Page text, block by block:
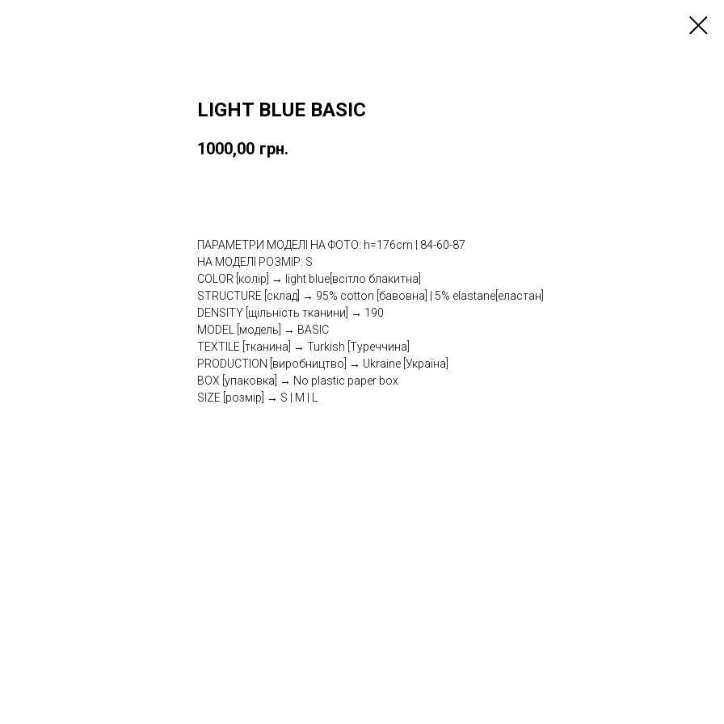
LIGHT BLUE BASIC
1000,00 грн.
ПАРАМЕТРИ МОДЕЛІ НА ФОТО: h=176cm | 84-60-87
НА МОДЕЛІ РОЗМІР: S
COLOR [колір] → light blue[всітло блакитна]
STRUCTURE [склад] → 95% cotton [бавовна] | 5% elastane[еластан]
DENSITY [щільність тканини] → 190
MODEL [модель] → BASIC
TEXTILE [тканина] → Turkish [Туреччина]
PRODUCTION [виробництво] → Ukraine [Україна]
BOX [упаковка] → No plastic paper box
SIZE [розмір] → S | M | L